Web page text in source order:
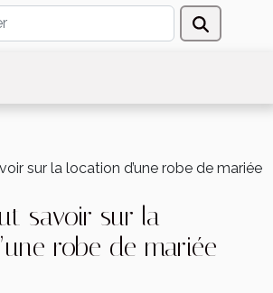
sur la location d’une robe de mariée
savoir sur la
robe de mariée